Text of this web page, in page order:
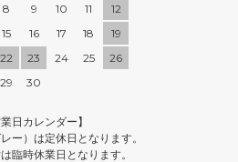
8 9 10 11
12
15 16 17 18
19
22 23 24 25
26
29 30
業日カレンダー】
ー）は定休日となります。
臨時休業日となります。